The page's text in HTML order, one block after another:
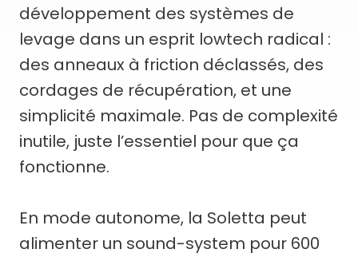
développement des systèmes de
levage dans un esprit lowtech radical :
des anneaux à friction déclassés, des
cordages de récupération, et une
simplicité maximale. Pas de complexité
inutile, juste l’essentiel pour que ça
fonctionne.
En mode autonome, la Soletta peut
alimenter un sound-system pour 600